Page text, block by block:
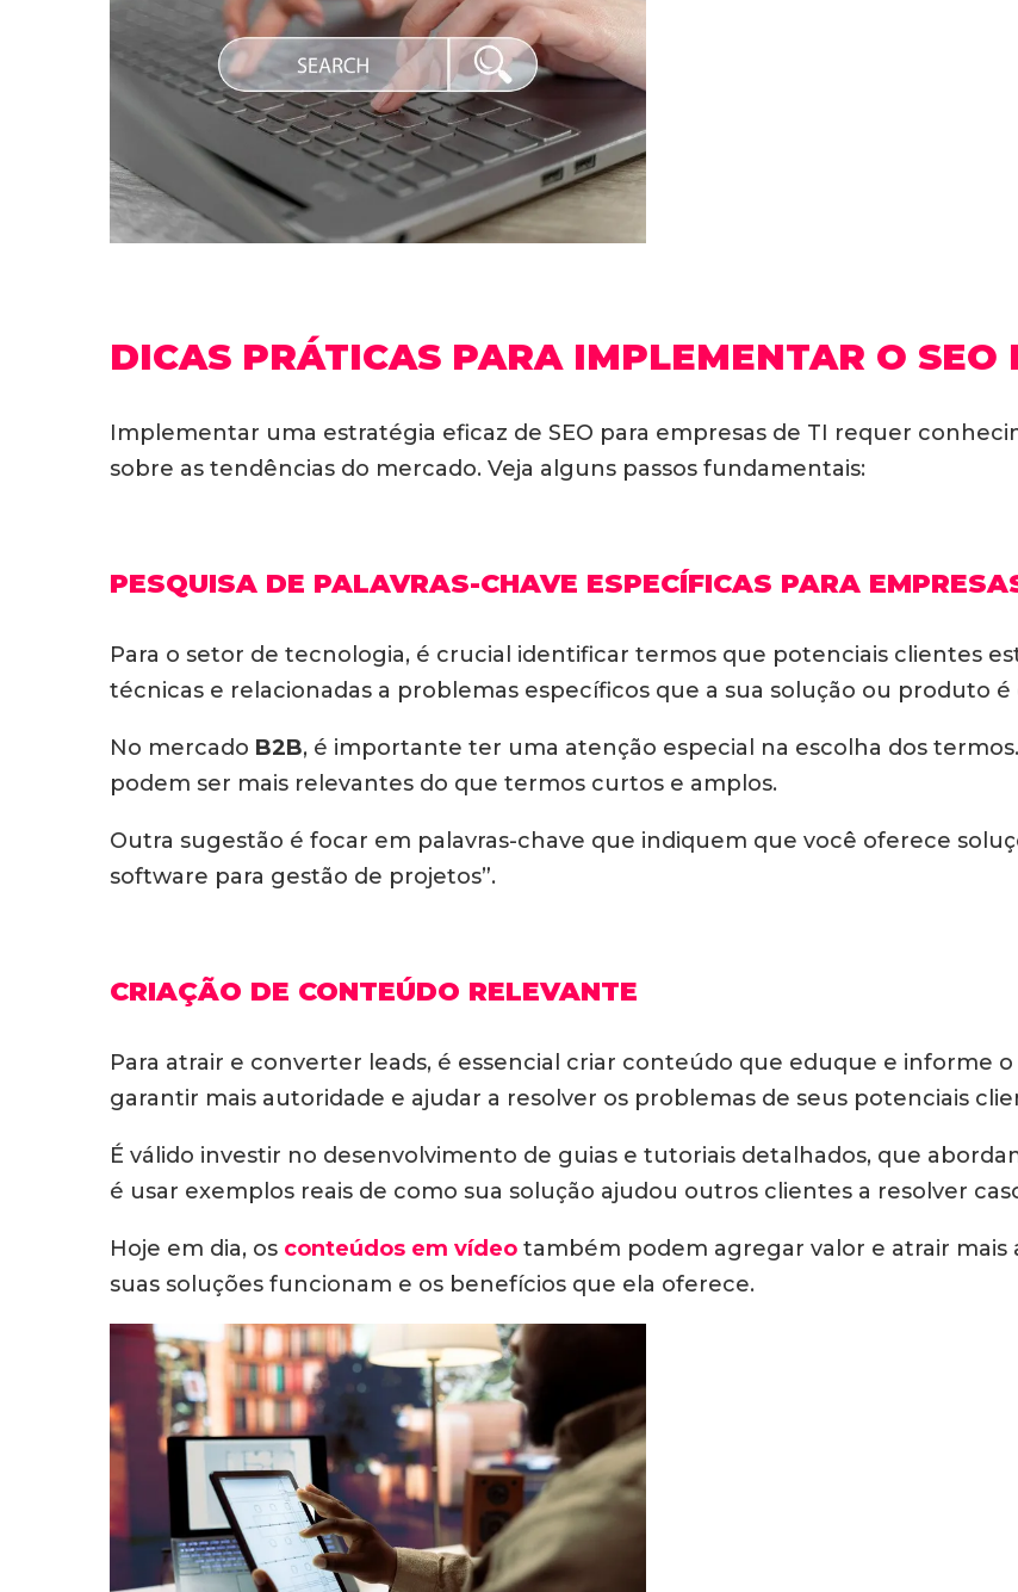
DICAS PRÁTICAS PARA IMPLEMENTAR O SEO
Implementar uma estratégia eficaz de SEO para empresas de TI requer
sobre as tendências do mercado. Veja alguns passos fundamentais:
PESQUISA DE PALAVRAS-CHAVE ESPECÍFICAS PARA
Para o setor de tecnologia, é crucial identificar termos que potenciais clientes
técnicas e relacionadas a problemas específicos que a sua solução ou produto é
No mercado B2B, é importante ter uma atenção especial na escolha dos
podem ser mais relevantes do que termos curtos e amplos.
Outra sugestão é focar em palavras-chave que indiquem que você oferece
software para gestão de projetos”.
CRIAÇÃO DE CONTEÚDO RELEVANTE
Para atrair e converter leads, é essencial criar conteúdo que eduque e informe o
garantir mais autoridade e ajudar a resolver os problemas de seus potenciais
É válido investir no desenvolvimento de guias e tutoriais detalhados, que
é usar exemplos reais de como sua solução ajudou outros clientes a resolver
Hoje em dia, os conteúdos em vídeo também podem agregar valor e atrair mais
suas soluções funcionam e os benefícios que ela oferece.